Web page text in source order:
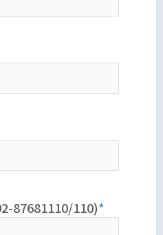
87681110/110)